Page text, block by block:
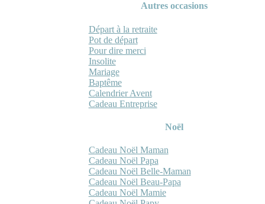
Autres occasions
Départ à la retraite
Pot de départ
Pour dire merci
Insolite
Mariage
Baptême
Calendrier Avent
Cadeau Entreprise
Noël
Cadeau Noël Maman
Cadeau Noël Papa
Cadeau Noël Belle-Maman
Cadeau Noël Beau-Papa
Cadeau Noël Mamie